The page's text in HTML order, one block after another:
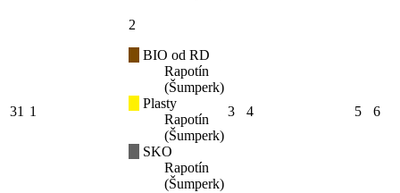
31 1
2
BIO od RD
Rapotín
(Šumperk)
Plasty
Rapotín
(Šumperk)
SKO
Rapotín
(Šumperk)
3 4 5 6